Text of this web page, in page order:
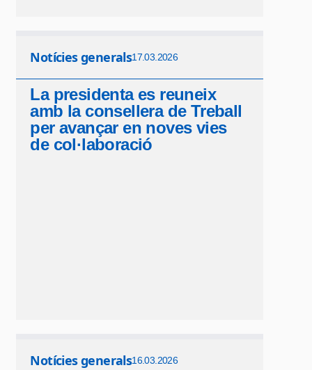
Notícies generals17.03.2026
La presidenta es reuneix
amb la consellera de Treball
per avançar en noves vies
de col·laboració
Notícies generals16.03.2026